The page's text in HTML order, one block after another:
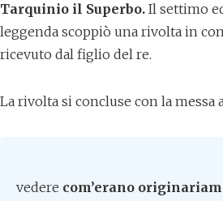
Tarquinio il Superbo. Il settimo
leggenda scoppiò una rivolta in
ricevuto dal figlio del re.
La rivolta si concluse con la
vedere com’erano